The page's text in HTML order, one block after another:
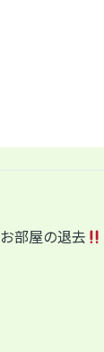
お部屋の退去